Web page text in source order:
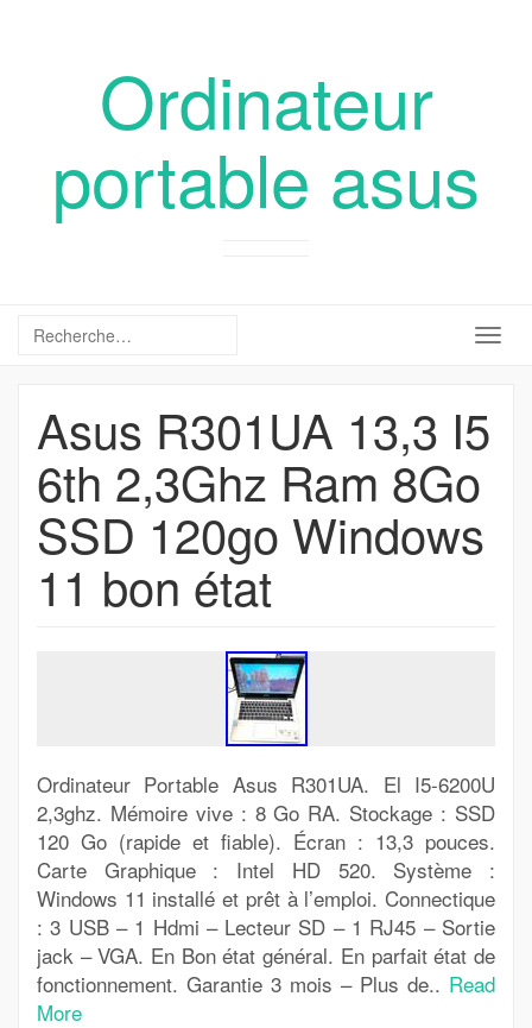
Ordinateur
portable asus
Asus R301UA 13,3 I5
6th 2,3Ghz Ram 8Go
SSD 120go Windows
11 bon état
Ordinateur Portable Asus R301UA. El I5-6200U
2,3ghz. Mémoire vive : 8 Go RA. Stockage : SSD
120 Go (rapide et fiable). Écran : 13,3 pouces.
Carte Graphique : Intel HD 520. Système :
Windows 11 installé et prêt à l’emploi. Connectique
: 3 USB – 1 Hdmi – Lecteur SD – 1 RJ45 – Sortie
jack – VGA. En Bon état général. En parfait état de
fonctionnement. Garantie 3 mois – Plus de.. Read
More